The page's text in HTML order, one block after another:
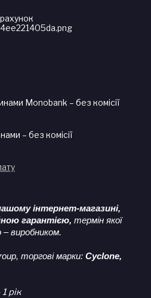
Monobank – без комісії
– без комісії
інтернет-магазині,
гарантією, термін якої
виробником.
торгові марки: Cyclone,
рік